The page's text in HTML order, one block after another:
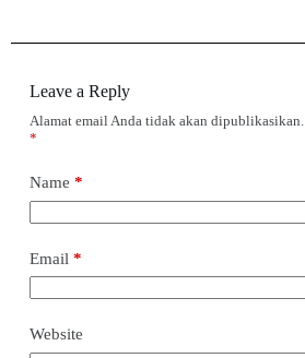
Leave a Reply
Alamat email Anda tidak akan dipublikasikan.
*
Name *
Email *
Website